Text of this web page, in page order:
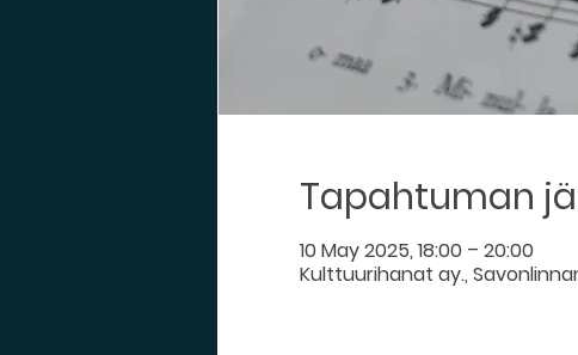
Tapahtuman
10 May 2025, 18:00 – 20:00
Kulttuurihanat ay.,